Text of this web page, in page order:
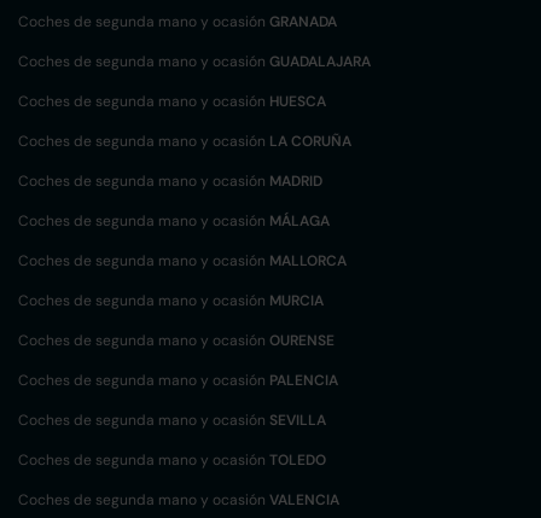
Coches de segunda mano y ocasión GRANADA
Coches de segunda mano y ocasión GUADALAJARA
Coches de segunda mano y ocasión HUESCA
Coches de segunda mano y ocasión LA CORUÑA
Coches de segunda mano y ocasión MADRID
Coches de segunda mano y ocasión MÁLAGA
Coches de segunda mano y ocasión MALLORCA
Coches de segunda mano y ocasión MURCIA
Coches de segunda mano y ocasión OURENSE
Coches de segunda mano y ocasión PALENCIA
Coches de segunda mano y ocasión SEVILLA
Coches de segunda mano y ocasión TOLEDO
Coches de segunda mano y ocasión VALENCIA